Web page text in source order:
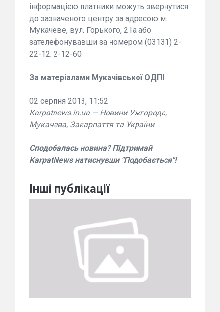
інформацією платники можуть звернутися
до зазначеного центру за адресою м.
Мукачеве, вул. Горького, 21а або
зателефонувавши за номером (03131) 2-
22-12, 2-12-60.
За матеріалами Мукачівської ОДПІ
02 серпня 2013, 11:52
Karpatnews.in.ua — Новини Ужгорода,
Мукачева, Закарпаття та України
Сподобалась новина? Підтримай
KarpatNews натиснувши "Подобається"!
Інші публікації